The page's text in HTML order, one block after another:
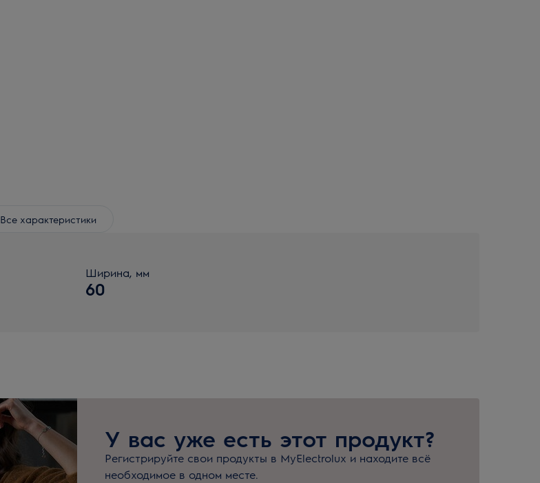
Все характеристики
Ширина, мм
60
У вас уже есть этот продукт?
Регистрируйте свои продукты в MyElectrolux и находите всё
необходимое в одном месте.